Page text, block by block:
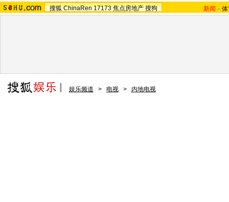
搜狐 ChinaRen 17173 焦点房地产 搜狗 新闻 -
娱乐频道 > 电视 > 内地电视